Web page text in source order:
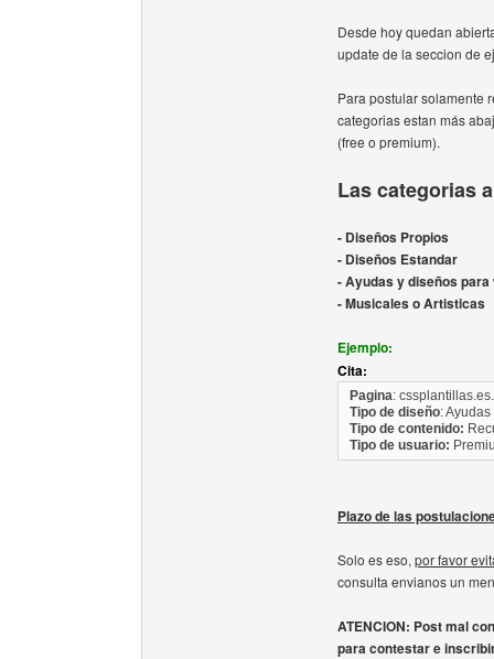
Desde hoy quedan
update de la seccion de
Para postular solamente
categorias estan más
(free o premium).
Las categorias
- Diseños Propios
- Diseños Estandar
- Ayudas y diseños
- Musicales o Artisticas
Ejemplo:
Cita:
Pagina:
Tipo de diseño:
Tipo de contenido:
Tipo de usuario:
Plazo de las
Solo es eso, por favor
consulta envianos un
ATENCION: Post mal
para contestar e